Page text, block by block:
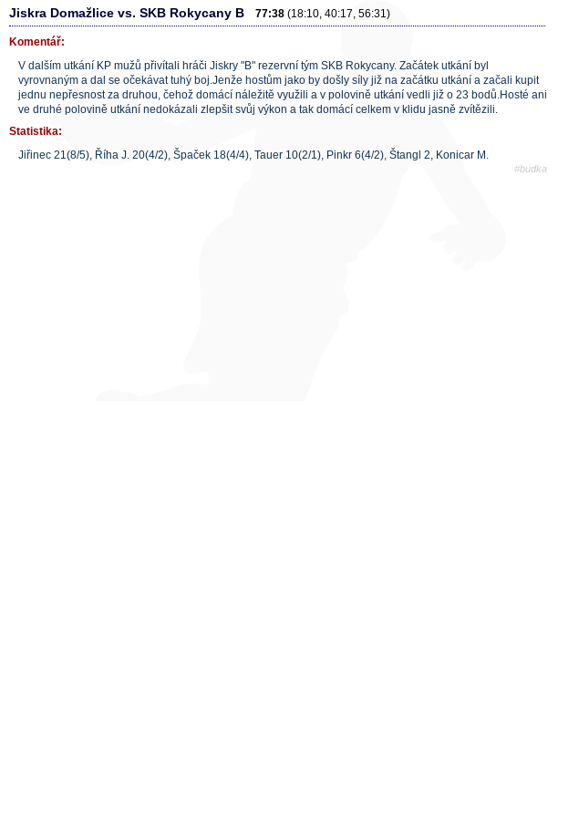
Jiskra Domažlice vs. SKB Rokycany B 77:38 (18:10, 40:17, 56:31)
Komentář:
V dalším utkání KP mužů přivítali hráči Jiskry "B" rezervní tým SKB Rokycany. Začátek utkání byl
vyrovnaným a dal se očekávat tuhý boj.Jenže hostům jako by došly síly již na začátku utkání a začali kupit
jednu nepřesnost za druhou, čehož domácí náležitě využili a v polovině utkání vedli již o 23 bodů.Hosté ani
ve druhé polovině utkání nedokázali zlepšit svůj výkon a tak domácí celkem v klidu jasně zvítězili.
Statistika:
Jiřinec 21(8/5), Říha J. 20(4/2), Špaček 18(4/4), Tauer 10(2/1), Pinkr 6(4/2), Štangl 2, Konicar M.
#budka